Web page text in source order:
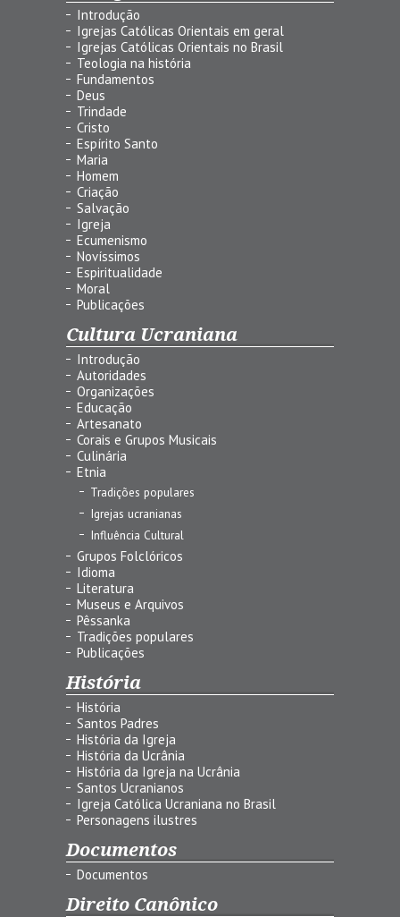
Introdução
Igrejas Católicas Orientais em geral
Igrejas Católicas Orientais no Brasil
Teologia na história
Fundamentos
Deus
Trindade
Cristo
Espírito Santo
Maria
Homem
Criação
Salvação
Igreja
Ecumenismo
Novíssimos
Espiritualidade
Moral
Publicações
Cultura Ucraniana
Introdução
Autoridades
Organizações
Educação
Artesanato
Corais e Grupos Musicais
Culinária
Etnia
Tradições populares
Igrejas ucranianas
Influência Cultural
Grupos Folclóricos
Idioma
Literatura
Museus e Arquivos
Pêssanka
Tradições populares
Publicações
História
História
Santos Padres
História da Igreja
História da Ucrânia
História da Igreja na Ucrânia
Santos Ucranianos
Igreja Católica Ucraniana no Brasil
Personagens ilustres
Documentos
Documentos
Direito Canônico